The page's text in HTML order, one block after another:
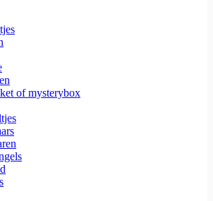
of mysterybox